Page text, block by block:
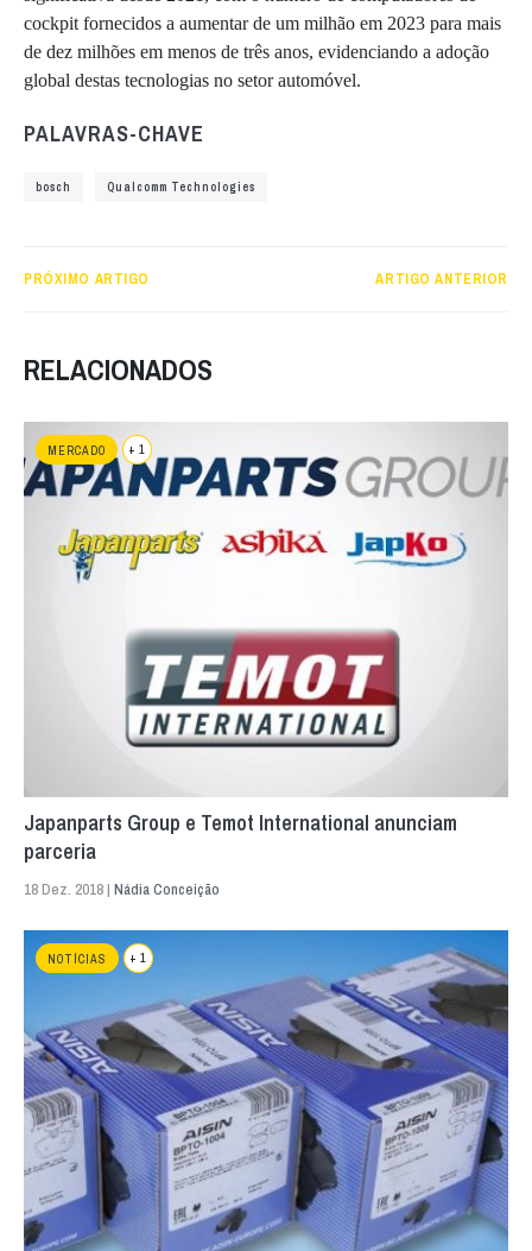
cockpit fornecidos a aumentar de um milhão em 2023 para mais
de dez milhões em menos de três anos, evidenciando a adoção
global destas tecnologias no setor automóvel.
PALAVRAS-CHAVE
bosch Qualcomm Technologies
PRÓXIMO ARTIGO ARTIGO ANTERIOR
RELACIONADOS
MERCADO + 1
Japanparts Group e Temot International anunciam
parceria
18 Dez. 2018 | Nádia Conceição
NOTÍCIAS + 1